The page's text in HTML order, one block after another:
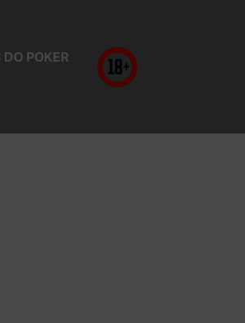
POKER